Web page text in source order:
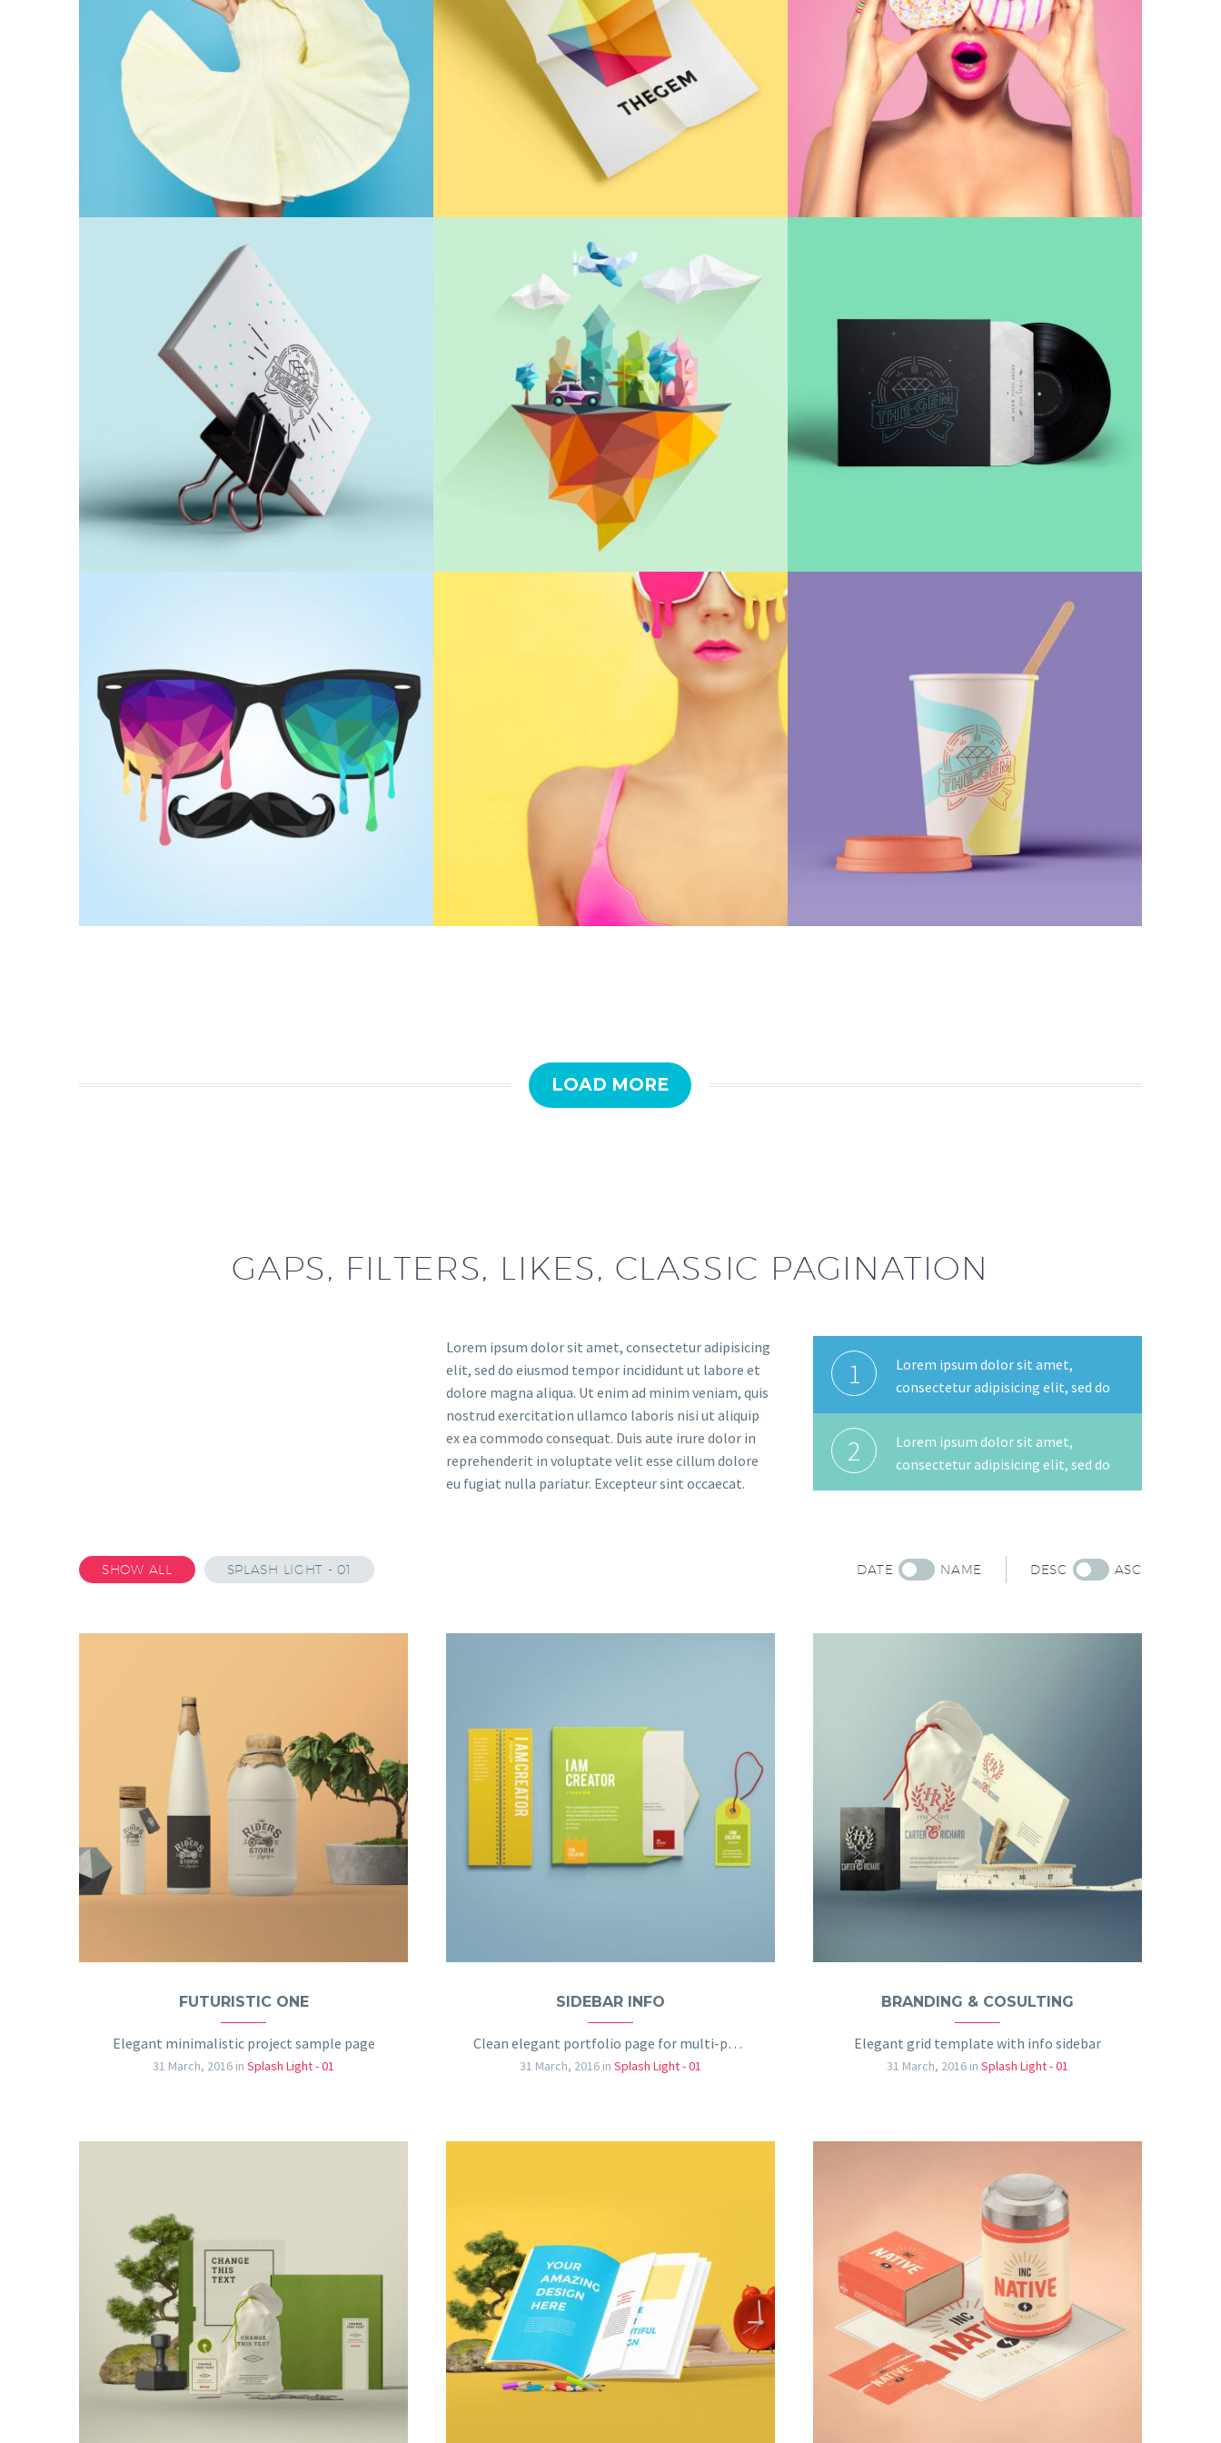
LOAD MORE
GAPS, FILTERS, LIKES, CLASSIC PAGINATION
Lorem ipsum dolor sit amet, consectetur adipisicing
elit, sed do eiusmod tempor incididunt ut labore et
dolore magna aliqua. Ut enim ad minim veniam, quis
nostrud exercitation ullamco laboris nisi ut aliquip
ex ea commodo consequat. Duis aute irure dolor in
reprehenderit in voluptate velit esse cillum dolore
eu fugiat nulla pariatur. Excepteur sint occaecat.
1
Lorem ipsum dolor sit amet,
consectetur adipisicing elit, sed do
2
Lorem ipsum dolor sit amet,
consectetur adipisicing elit, sed do
SHOW ALL SPLASH LIGHT - 01 DATE NAME DESC ASC
FUTURISTIC ONE
Elegant minimalistic project sample page
31 March, 2016 in Splash Light - 01
SIDEBAR INFO
Clean elegant portfolio page for multi-purpose
31 March, 2016 in Splash Light - 01
BRANDING & COSULTING
Elegant grid template with info sidebar
31 March, 2016 in Splash Light - 01